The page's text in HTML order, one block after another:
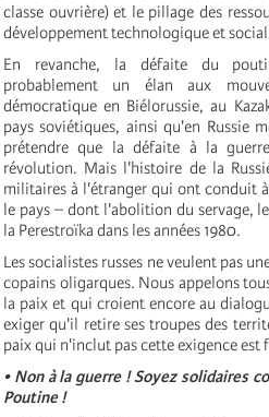
classe ouvrière) et le pillage des
développement technologique et
En revanche, la défaite du
probablement un élan aux
démocratique en Biélorussie, au
pays soviétiques, ainsi qu'en Russie
prétendre que la défaite à la
révolution. Mais l'histoire de la
militaires à l'étranger qui ont conduit
le pays – dont l'abolition du servage,
la Perestroïka dans les années 1980.
Les socialistes russes ne veulent pas
copains oligarques. Nous appelons
la paix et qui croient encore au
exiger qu'il retire ses troupes des
paix qui n'inclut pas cette exigence est
• Non à la guerre ! Soyez solidaires
Poutine !